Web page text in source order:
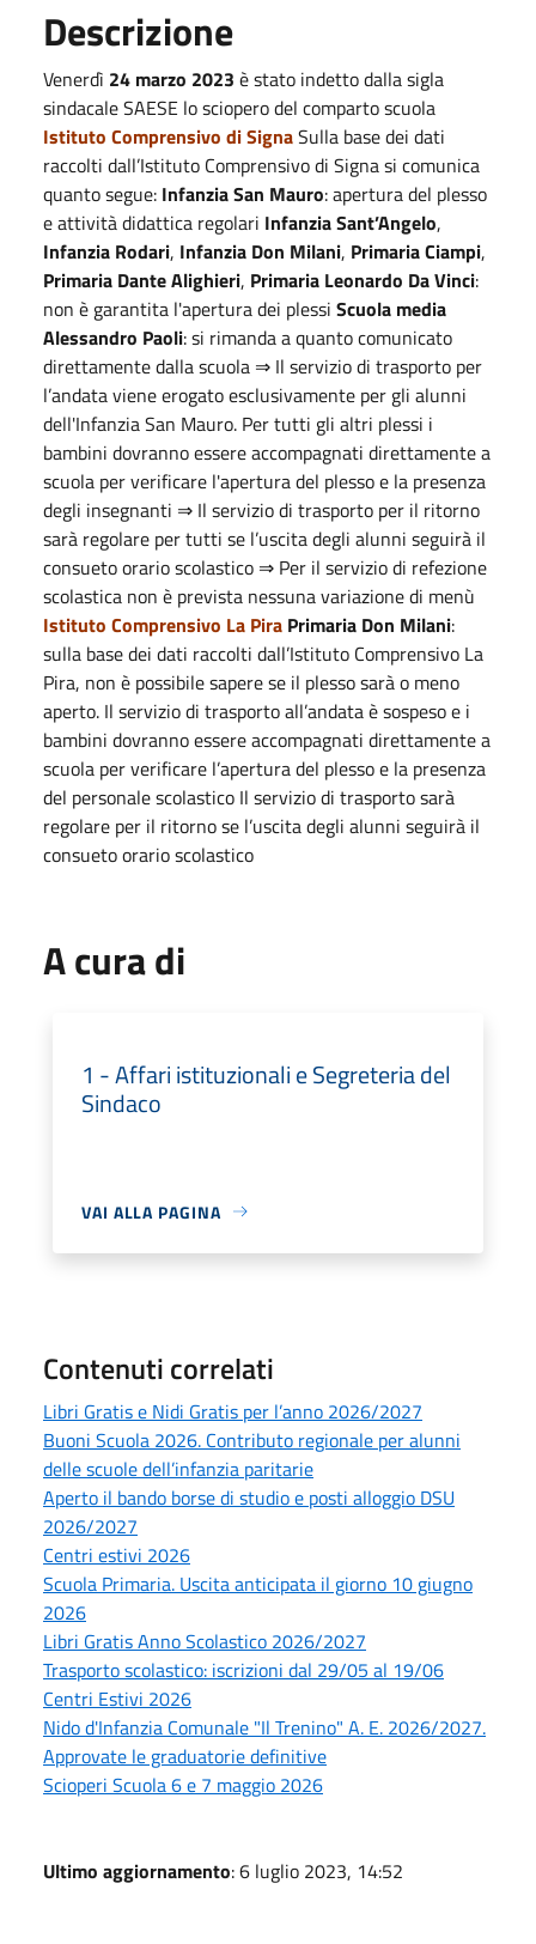
Descrizione
Venerdì 24 marzo 2023 è stato indetto dalla sigla
sindacale SAESE lo sciopero del comparto scuola
Istituto Comprensivo di SignaSulla base dei dati
raccolti dall’Istituto Comprensivo di Signa si comunica
quanto segue: Infanzia San Mauro: apertura del plesso
e attività didattica regolari Infanzia Sant’Angelo,
Infanzia Rodari, Infanzia Don Milani, Primaria Ciampi,
Primaria Dante Alighieri, Primaria Leonardo Da Vinci:
non è garantita l'apertura dei plessi Scuola media
Alessandro Paoli: si rimanda a quanto comunicato
direttamente dalla scuola ⇒ Il servizio di trasporto per
l’andata viene erogato esclusivamente per gli alunni
dell'Infanzia San Mauro. Per tutti gli altri plessi i
bambini dovranno essere accompagnati direttamente a
scuola per verificare l'apertura del plesso e la presenza
degli insegnanti ⇒ Il servizio di trasporto per il ritorno
sarà regolare per tutti se l’uscita degli alunni seguirà il
consueto orario scolastico ⇒ Per il servizio di refezione
scolastica non è prevista nessuna variazione di menù
Istituto Comprensivo La Pira Primaria Don Milani:
sulla base dei dati raccolti dall’Istituto Comprensivo La
Pira, non è possibile sapere se il plesso sarà o meno
aperto. Il servizio di trasporto all’andata è sospeso e i
bambini dovranno essere accompagnati direttamente a
scuola per verificare l’apertura del plesso e la presenza
del personale scolastico Il servizio di trasporto sarà
regolare per il ritorno se l’uscita degli alunni seguirà il
consueto orario scolastico
A cura di
1 - Affari istituzionali e Segreteria del
Sindaco
VAI ALLA PAGINA
Contenuti correlati
Libri Gratis e Nidi Gratis per l’anno 2026/2027
Buoni Scuola 2026. Contributo regionale per alunni
delle scuole dell’infanzia paritarie
Aperto il bando borse di studio e posti alloggio DSU
2026/2027
Centri estivi 2026
Scuola Primaria. Uscita anticipata il giorno 10 giugno
2026
Libri Gratis Anno Scolastico 2026/2027
Trasporto scolastico: iscrizioni dal 29/05 al 19/06
Centri Estivi 2026
Nido d'Infanzia Comunale "Il Trenino" A. E. 2026/2027.
Approvate le graduatorie definitive
Scioperi Scuola 6 e 7 maggio 2026
Ultimo aggiornamento: 6 luglio 2023, 14:52